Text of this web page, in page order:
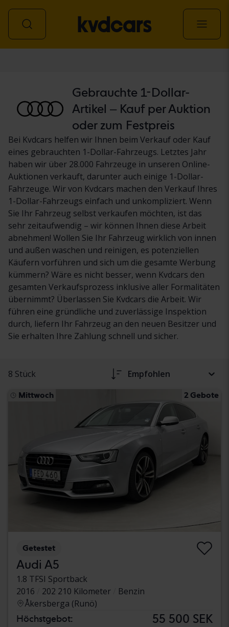
Gebrauchte 1-Dollar-
Artikel – Kauf per Auktion
oder zum Festpreis
Bei Kvdcars helfen wir Ihnen beim Verkauf oder Kauf
eines gebrauchten 1-Dollar-Fahrzeugs. Letztes Jahr
haben wir über 28.000 Fahrzeuge in unseren Online-
Auktionen verkauft, darunter auch einige 1-Dollar-
Fahrzeuge. Wir von Kvdcars machen den Verkauf Ihres
1-Dollar-Fahrzeugs einfach und unkompliziert. Wenn
Sie Ihr Fahrzeug selbst verkaufen möchten, ist das
sehr zeitaufwendig – wir können Ihnen diese Arbeit
abnehmen! Wollen Sie Ihr Fahrzeug wirklich von innen
und außen waschen und reinigen, es potenziellen
Käufern vorführen und sich um die gesamte Werbung
kümmern? Wäre es nicht besser, wenn Kvdcars den
gesamten Verkaufsprozess inklusive aller Formalitäten
übernimmt? Überlassen Sie Kvdcars die Arbeit. Wir
führen eine gründliche und zuverlässige Inspektion
durch, liefern Ihr Fahrzeug an den neuen Besitzer und
Sie erhalten Ihre Zahlung schnell und sicher.
8 Stück Empfohlen
Mittwoch 2 Gebote
Getestet
Audi A5
1.8 TFSI Sportback
2016
202 210 Kilometer
Benzin
Åkersberga (Runö)
Höchstgebot: 55 500 SEK